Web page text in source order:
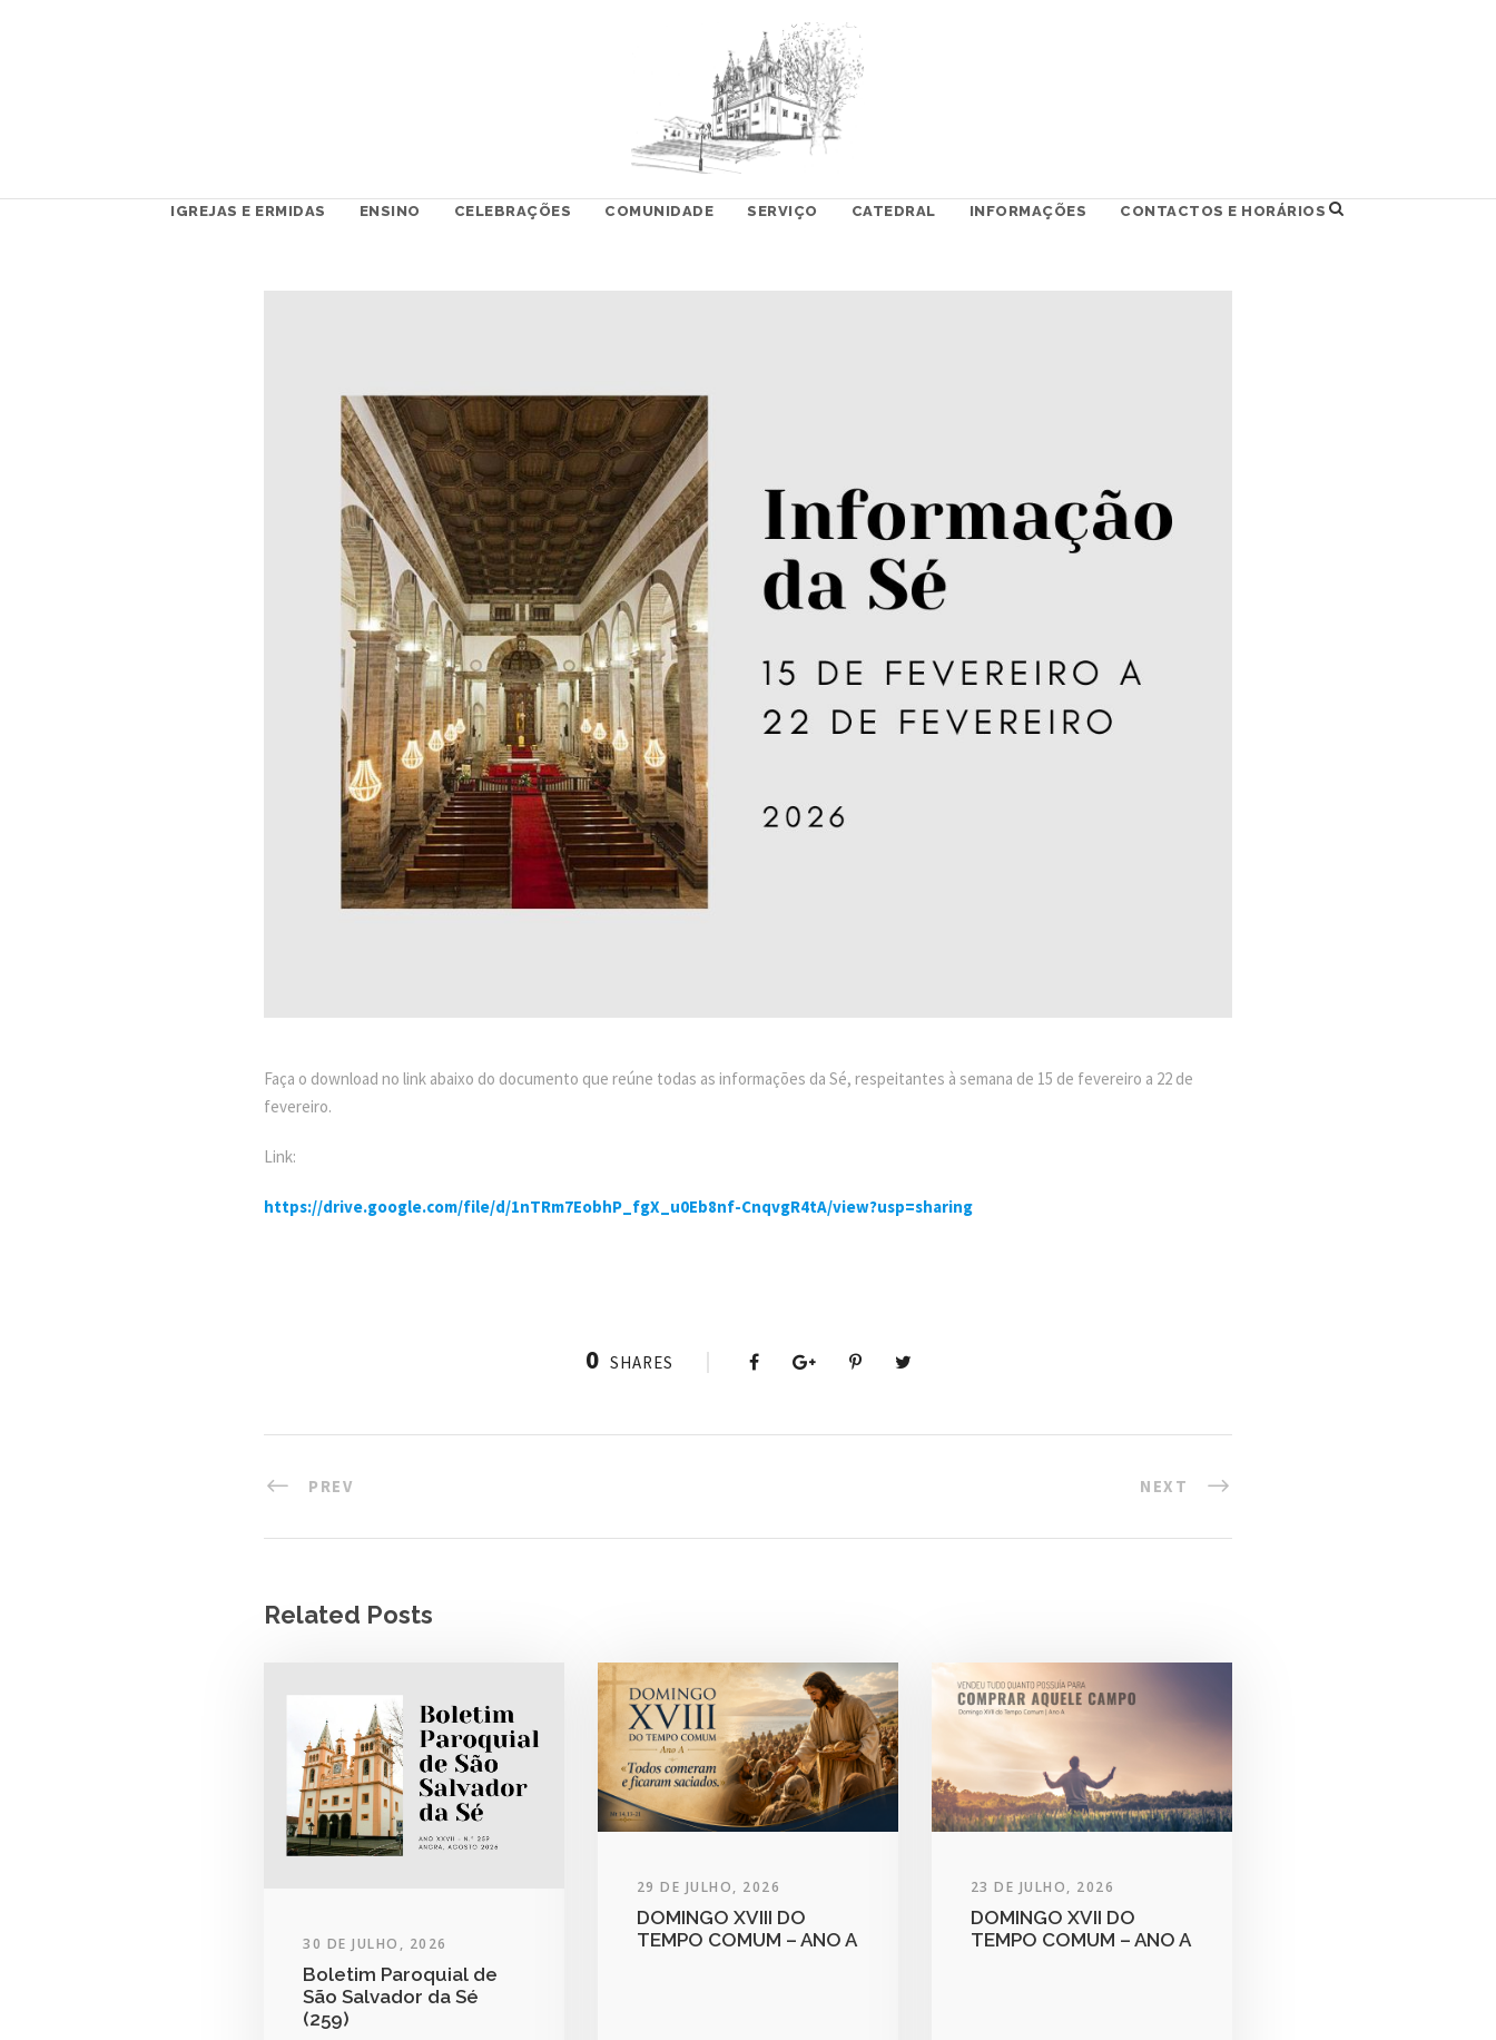
IGREJAS E ERMIDAS ENSINO CELEBRAÇÕES COMUNIDADE SERVIÇO CATEDRAL INFORMAÇÕES CONTACTOS E HORÁRIOS
Faça o download no link abaixo do documento que reúne todas as informações da Sé, respeitantes à semana de 15 de fevereiro a 22 de
fevereiro.
Link:
https://drive.google.com/file/d/1nTRm7EobhP_fgX_u0Eb8nf-CnqvgR4tA/view?usp=sharing
0 SHARES
PREV NEXT
Related Posts
30 DE JULHO, 2026
Boletim Paroquial de
São Salvador da Sé
(259)
29 DE JULHO, 2026
DOMINGO XVIII DO
TEMPO COMUM – ANO A
23 DE JULHO, 2026
DOMINGO XVII DO
TEMPO COMUM – ANO A